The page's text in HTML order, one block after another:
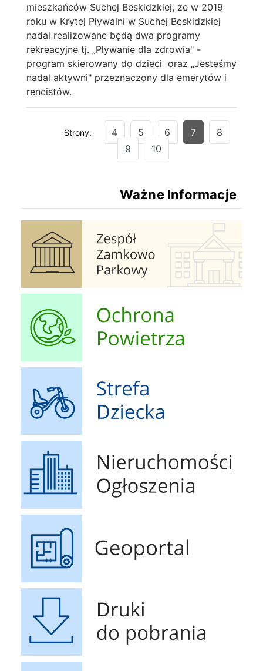
mieszkańców Suchej Beskidzkiej, że w 2019
roku w Krytej Pływalni w Suchej Beskidzkiej
nadal realizowane będą dwa programy
rekreacyjne tj. „Pływanie dla zdrowia" -
program skierowany do dzieci oraz „Jesteśmy
nadal aktywni" przeznaczony dla emerytów i
rencistów.
Strony: 4 5 6 7
8
9
10
Ważne Informacje